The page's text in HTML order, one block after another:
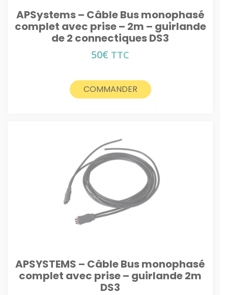
APSystems – Câble Bus monophasé
complet avec prise – 2m – guirlande
de 2 connectiques DS3
50€ TTC
COMMANDER
APSYSTEMS – Câble Bus monophasé
complet avec prise – guirlande 2m
DS3